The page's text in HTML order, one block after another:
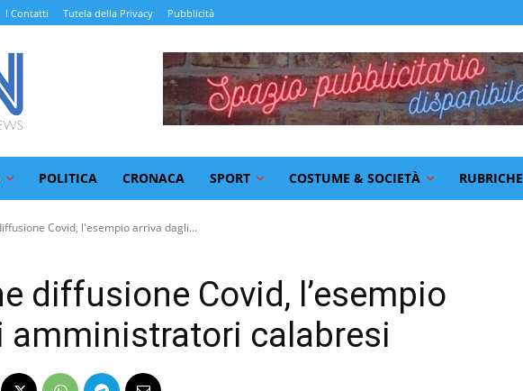
I Contatti Tutela della Privacy Pubblicità
POLITICA CRONACA SPORT COSTUME & SOCIETÀ RUBRICHE
Covid, l'esempio arriva dagli...
diffusione Covid, l’esempio
amministratori calabresi